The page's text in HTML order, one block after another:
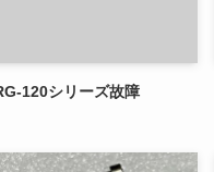
120シリーズ故障